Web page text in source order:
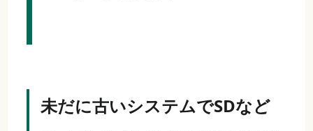
未だに古いシステムでSDなど